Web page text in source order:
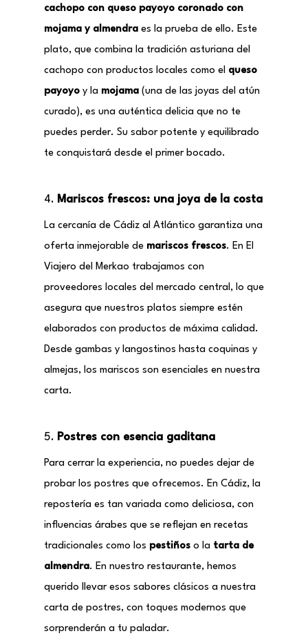
cachopo con queso payoyo coronado con
mojama y almendra es la prueba de ello. Este
plato, que combina la tradición asturiana del
cachopo con productos locales como el queso
payoyo y la mojama (una de las joyas del atún
curado), es una auténtica delicia que no te
puedes perder. Su sabor potente y equilibrado
te conquistará desde el primer bocado.
4. Mariscos frescos: una joya de la costa
La cercanía de Cádiz al Atlántico garantiza una
oferta inmejorable de mariscos frescos. En El
Viajero del Merkao trabajamos con
proveedores locales del mercado central, lo que
asegura que nuestros platos siempre estén
elaborados con productos de máxima calidad.
Desde gambas y langostinos hasta coquinas y
almejas, los mariscos son esenciales en nuestra
carta.
5. Postres con esencia gaditana
Para cerrar la experiencia, no puedes dejar de
probar los postres que ofrecemos. En Cádiz, la
repostería es tan variada como deliciosa, con
influencias árabes que se reflejan en recetas
tradicionales como los pestiños o la tarta de
almendra. En nuestro restaurante, hemos
querido llevar esos sabores clásicos a nuestra
carta de postres, con toques modernos que
sorprenderán a tu paladar.